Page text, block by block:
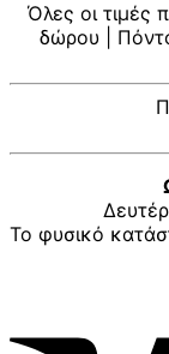
Όλες οι τιμές
δώρου |
Το φυσικό